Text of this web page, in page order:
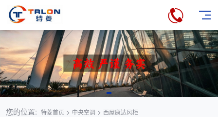
您的位置: 特菱首页 > 中央空调 > 西屋康达风柜